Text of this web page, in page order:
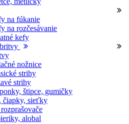
na fúkanie
na rozčesávanie
kefy
nožnice
strihy
strihy
štipce, gumičky
čiapky, sieťky
alobal